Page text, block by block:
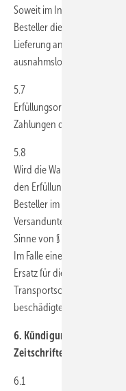
Soweit im Internetshop
Besteller die bei der
Lieferung an Buchhändler,
ausnahmslos zuzüglich
5.7
Erfüllungsort für die
Zahlungen des Bestellers ist
5.8
Wird die Ware auf Wunsch
den Erfüllungsort versandt,
Besteller im Moment der
Versandunternehmen statt,
Sinne von § 14 BGB ist.5.9.
Im Falle einer fehlerhaften
Ersatz für die aufgrund
Transportschäden und
beschädigten Ware.
6. Kündigung
Zeitschriftenabonnements
6.1